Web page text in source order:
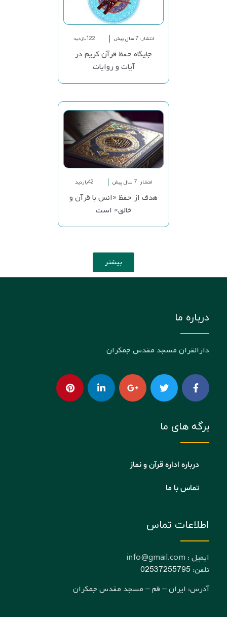
انتشار: 7 سال پیش 122بازدید
جایگاه حفظ قرآن کریم در
آیات و روایات
انتشار: 7 سال پیش 42بازدید
هدف از حفظ «انس با قرآن و
خالق» است
بیشتر
درباره ما
دارالقران مسجد مقدس جمکران
برگه های ما
درباره اداره قرآن و نماز
تماس با ما
اطلاعات تماس
ایمیل : info@gmail.com
تلفن: 02537255795
آدرس: ایران – قم – مسجد مقدس جمکران